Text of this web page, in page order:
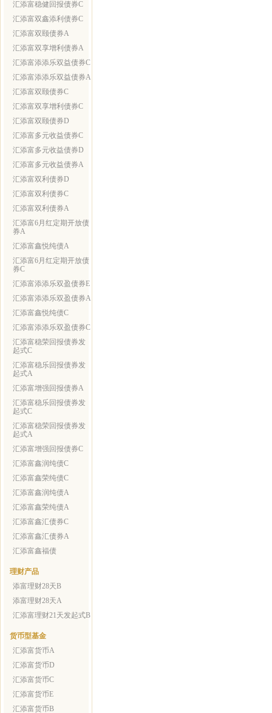
汇添富稳健回报债券C
汇添富双鑫添利债券C
汇添富双颐债券A
汇添富双享增利债券A
汇添富添添乐双益债券C
汇添富添添乐双益债券A
汇添富双颐债券C
汇添富双享增利债券C
汇添富双颐债券D
汇添富多元收益债券C
汇添富多元收益债券D
汇添富多元收益债券A
汇添富双利债券D
汇添富双利债券C
汇添富双利债券A
汇添富6月红定期开放债
券A
汇添富鑫悦纯债A
汇添富6月红定期开放债
券C
汇添富添添乐双盈债券E
汇添富添添乐双盈债券A
汇添富鑫悦纯债C
汇添富添添乐双盈债券C
汇添富稳荣回报债券发
起式C
汇添富稳乐回报债券发
起式A
汇添富增强回报债券A
汇添富稳乐回报债券发
起式C
汇添富稳荣回报债券发
起式A
汇添富增强回报债券C
汇添富鑫润纯债C
汇添富鑫荣纯债C
汇添富鑫润纯债A
汇添富鑫荣纯债A
汇添富鑫汇债券C
汇添富鑫汇债券A
汇添富鑫福债
理财产品
添富理财28天B
添富理财28天A
汇添富理财21天发起式B
货币型基金
汇添富货币A
汇添富货币D
汇添富货币C
汇添富货币E
汇添富货币B